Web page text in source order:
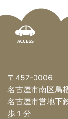
〒457-0006
名古屋市南区鳥
名古屋市営地
歩１分